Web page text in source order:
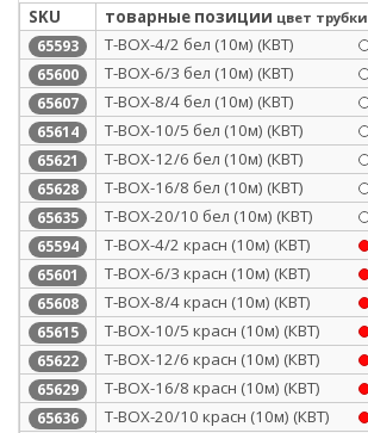
SKU товарные позиции цвет трубки
65593 Т-BOX-4/2 бел (10м) (КВТ)
65600 Т-BOX-6/3 бел (10м) (КВТ)
65607 Т-BOX-8/4 бел (10м) (КВТ)
65614 Т-BOX-10/5 бел (10м) (КВТ)
65621 Т-BOX-12/6 бел (10м) (КВТ)
65628 Т-BOX-16/8 бел (10м) (КВТ)
65635 Т-BOX-20/10 бел (10м) (КВТ)
65594 Т-BOX-4/2 красн (10м) (КВТ)
65601 Т-BOX-6/3 красн (10м) (КВТ)
65608 Т-BOX-8/4 красн (10м) (КВТ)
65615 Т-BOX-10/5 красн (10м) (КВТ)
65622 Т-BOX-12/6 красн (10м) (КВТ)
65629 Т-BOX-16/8 красн (10м) (КВТ)
65636 Т-BOX-20/10 красн (10м) (КВТ)